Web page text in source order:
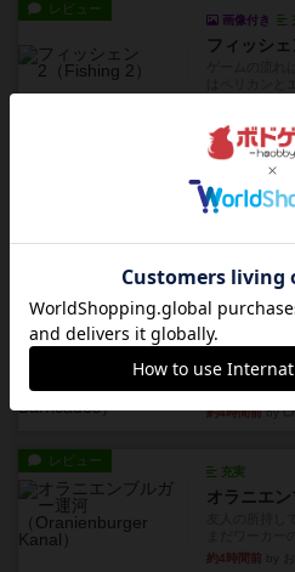
レビュー
画像付き
フィッシェ
パイパー戦
1996年に
約3時間前by
パイパー戦
1993年に
約3時間前by
レッドバリ
1989年に
約4時間前by
レビュー
充実
オラニエ
約4時間前